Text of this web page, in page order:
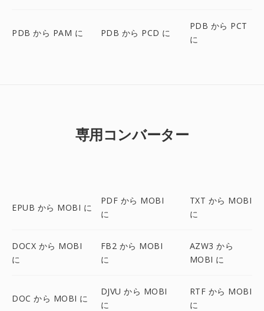
PDB から PAM に PDB から PCD に
PDB から PCT
に
専用コンバーター
EPUB から MOBI に
PDF から MOBI
に
TXT から MOBI
に
DOCX から MOBI
に
FB2 から MOBI
に
AZW3 から
MOBI に
DOC から MOBI に
DJVU から MOBI
に
RTF から MOBI
に